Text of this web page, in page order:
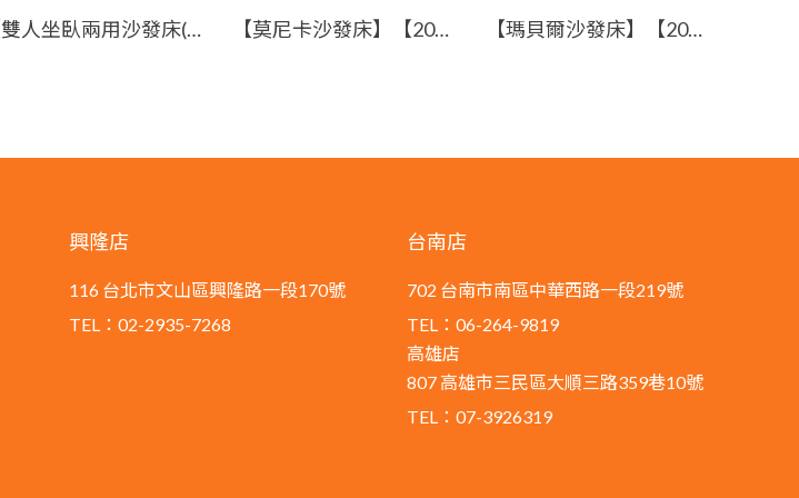
【雙人坐臥兩用沙發床(咖)】【2023-E704-1】【添興家具】 【莫尼卡沙發床】【2024-J411-3】【添興家具】 【瑪貝爾沙發床】【2025-B1365-1】【添興家具】
興隆店
116 台北市文山區興隆路一段170號
TEL：02-2935-7268
台南店
702 台南市南區中華西路一段219號
TEL：06-264-9819
高雄店
807 高雄市三民區大順三路359巷10號
TEL：07-3926319